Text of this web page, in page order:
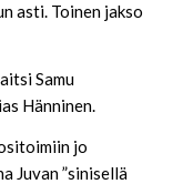
asti. Toinen jakso
Samu
Hänninen.
jo
Juvan ”sinisellä